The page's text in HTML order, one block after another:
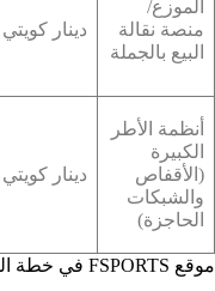
الموزع/
منصة نقالة
البيع بالجملة
دينار كويتي
أنظمة الأطر
الكبيرة
(الأقفاص
والشبكات
الحاجزة)
دينار كويتي
موقع FSPORTS في خطة الحد من الأضرار